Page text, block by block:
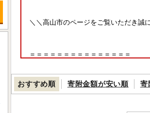
＼＼高山市のページをご覧いただき誠
＝＝＝＝＝＝＝＝＝＝＝＝＝＝＝
＝＝＝＝＝＝＝＝＝＝＝＝＝＝＝
★返礼品一番人気！！飛騨牛の返礼品
おすすめ順 寄附金額が安い順 寄